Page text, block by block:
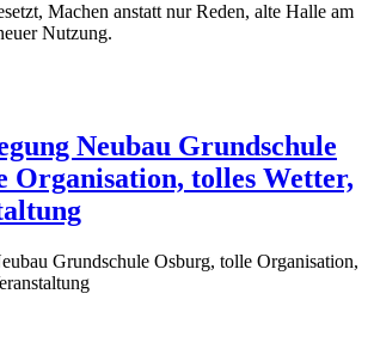
Machen anstatt nur Reden, alte Halle am
Nutzung.
Neubau Grundschule
Organisation, tolles Wetter,
Grundschule Osburg, tolle Organisation,